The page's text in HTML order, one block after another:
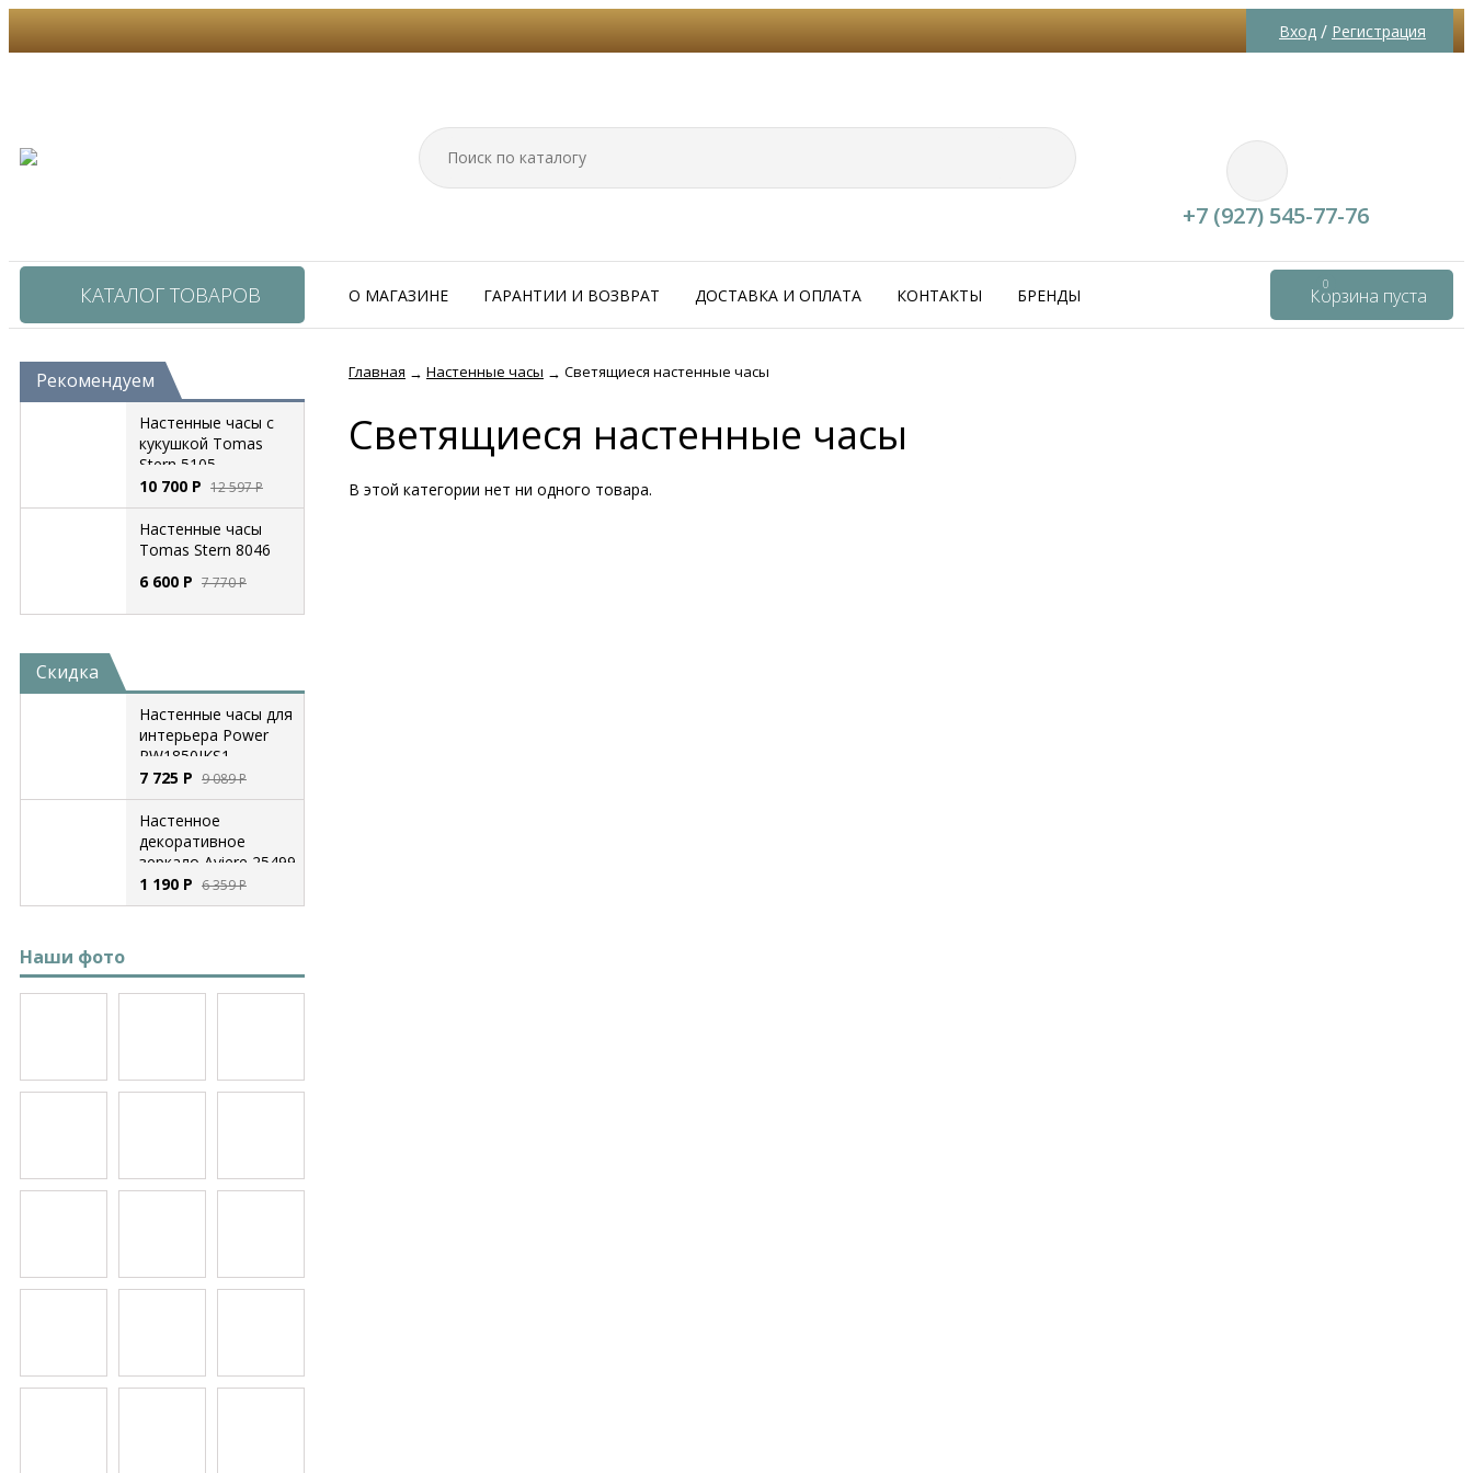
Вход / Регистрация
+7 (927) 545-77-76
КАТАЛОГ ТОВАРОВ Корзина пуста
0
О МАГАЗИНЕ ГАРАНТИИ И ВОЗВРАТ ДОСТАВКА И ОПЛАТА КОНТАКТЫ БРЕНДЫ
Главная → Настенные часы → Светящиеся настенные часы
Светящиеся настенные часы
В этой категории нет ни одного товара.
Рекомендуем
Настенные часы с
кукушкой Tomas
Stern 5105
10 700 Р 12 597Р
Настенные часы
Tomas Stern 8046
6 600 Р 7 770Р
Скидка
Настенные часы для
интерьера Power
PW1850JKS1
7 725 Р 9 089Р
Настенное
декоративное
зеркало Aviere 25499
1 190 Р 6 359Р
Наши фото